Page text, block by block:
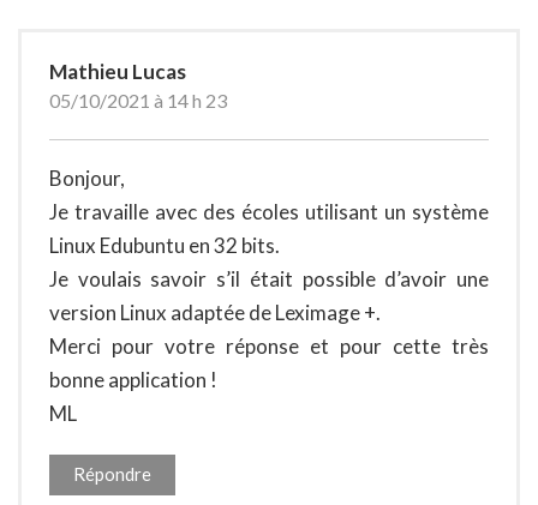
Mathieu Lucas
05/10/2021 à 14 h 23
Bonjour,
Je travaille avec des écoles utilisant un système
Linux Edubuntu en 32 bits.
Je voulais savoir s’il était possible d’avoir une
version Linux adaptée de Leximage +.
Merci pour votre réponse et pour cette très
bonne application !
ML
Répondre